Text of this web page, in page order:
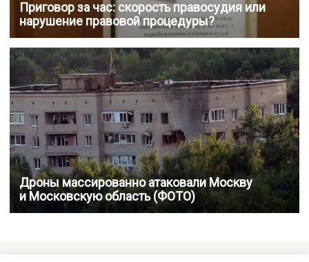
Приговор за час: скорость правосудия или
нарушение правовой процедуры?
Дроны массированно атаковали Москву
и Московскую область (ФОТО)